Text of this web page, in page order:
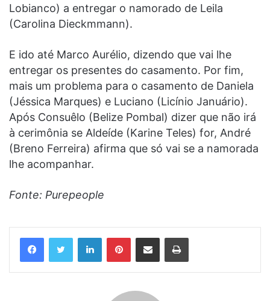
Lobianco) a entregar o namorado de Leila
(Carolina Dieckmmann).
E ido até Marco Aurélio, dizendo que vai lhe
entregar os presentes do casamento. Por fim,
mais um problema para o casamento de Daniela
(Jéssica Marques) e Luciano (Licínio Januário).
Após Consuêlo (Belize Pombal) dizer que não irá
à cerimônia se Aldeíde (Karine Teles) for, André
(Breno Ferreira) afirma que só vai se a namorada
lhe acompanhar.
Fonte: Purepeople
LinkedinPinterestCompartilhar via e-mail Imprimir